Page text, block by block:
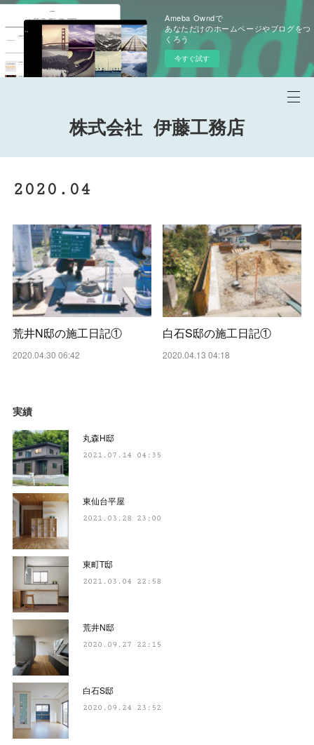
Ameba Owndで
あなただけのホームページやブログをつ
くろう
今すぐ試す
株式会社 伊藤工務店
2020 . 04
荒井N邸の施工日記①
2020.04.30 06:42
白石S邸の施工日記①
2020.04.13 04:18
実績
丸森H邸
2021.07.14 04:35
東仙台平屋
2021.03.28 23:00
東町T邸
2021.03.04 22:58
荒井N邸
2020.09.27 22:15
白石S邸
2020.09.24 23:52